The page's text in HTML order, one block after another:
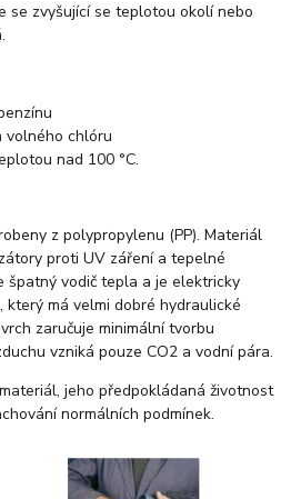
se zvyšující se teplotou okolí nebo
volného chlóru
nad 100 °C.
z polypropylenu (PP). Materiál
proti UV záření a tepelné
špatný vodič tepla a je elektricky
který má velmi dobré hydraulické
zaručuje minimální tvorbu
vzniká pouze CO2 a vodní pára.
jeho předpokládaná životnost
normálních podmínek.